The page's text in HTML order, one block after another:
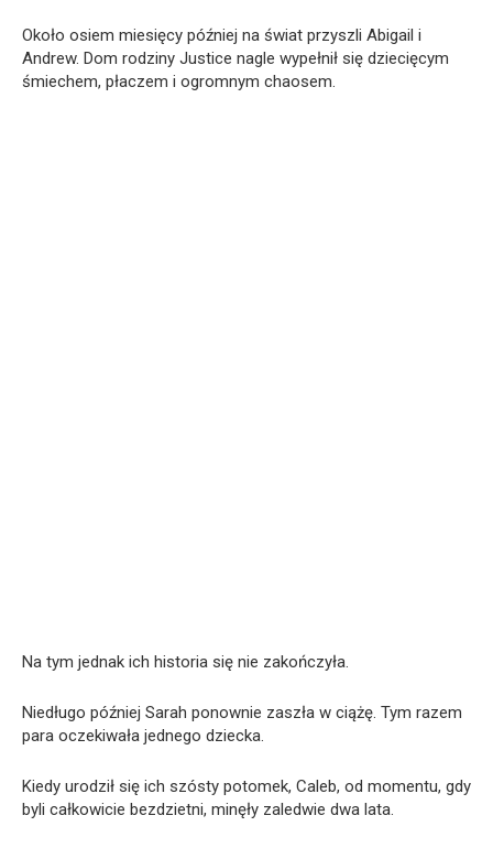
Około osiem miesięcy później na świat przyszli Abigail i
Andrew. Dom rodziny Justice nagle wypełnił się dziecięcym
śmiechem, płaczem i ogromnym chaosem.
Na tym jednak ich historia się nie zakończyła.
Niedługo później Sarah ponownie zaszła w ciążę. Tym razem
para oczekiwała jednego dziecka.
Kiedy urodził się ich szósty potomek, Caleb, od momentu, gdy
byli całkowicie bezdzietni, minęły zaledwie dwa lata.